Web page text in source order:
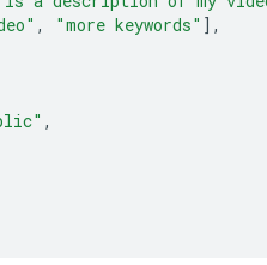
, "more keywords" ],
,